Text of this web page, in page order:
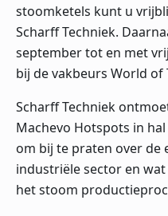
stoomketels kunt u
Scharff Techniek.
september tot en met
bij de vakbeurs World of
Scharff Techniek
Machevo Hotspots in
om bij te praten over de
industriële sector en
het stoom